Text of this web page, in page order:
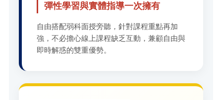
彈性學習與實體指導一次擁有
自由搭配弱科面授旁聽，針對課程重點再加
強，不必擔心線上課程缺乏互動，兼顧自由與
即時解惑的雙重優勢。